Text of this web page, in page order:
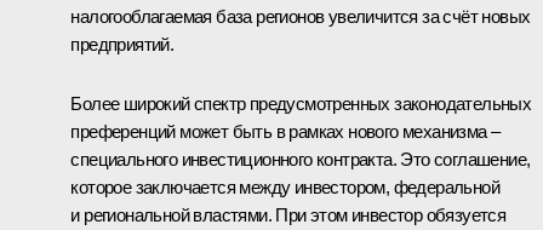
налогооблагаемая база регионов увеличится за счёт новых
предприятий.
Более широкий спектр предусмотренных законодательных
преференций может быть в рамках нового механизма –
специального инвестиционного контракта. Это соглашение,
которое заключается между инвестором, федеральной
и региональной властями. При этом инвестор обязуется